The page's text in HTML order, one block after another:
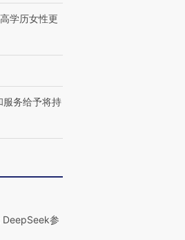
学历女性更
服务给予将持
参